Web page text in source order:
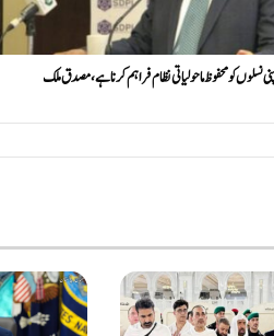
نسلوں کو محفوظ ماحولیاتی نظام فراہم کرنا ہے ، مصدق ملک